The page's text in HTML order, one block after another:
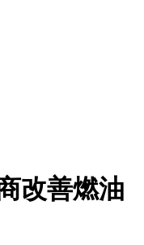
改善燃油